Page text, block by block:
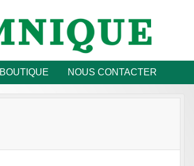
BOUTIQUE NOUS CONTACTER